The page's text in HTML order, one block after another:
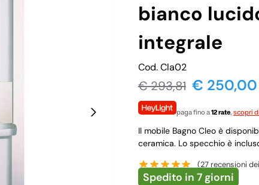
bianco
integrale
Cod. Cla02
€293,81 € 250,00
paga fino a12 rate, scopri
Il mobile Bagno Cleo è
ceramica. Lo specchio è
(27 recensioni
Spedito in 7 giorni